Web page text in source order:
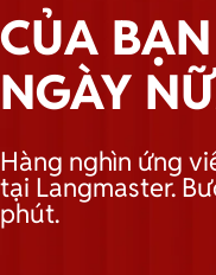
CỦA
NGÀY
Hàng nghìn ứng
tại Langmaster.
phút.